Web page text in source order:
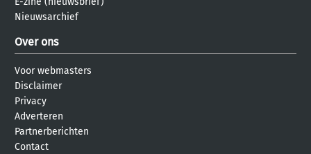
Nieuwsarchief
Over ons
Voor webmasters
Disclaimer
Privacy
Adverteren
Partnerberichten
Contact